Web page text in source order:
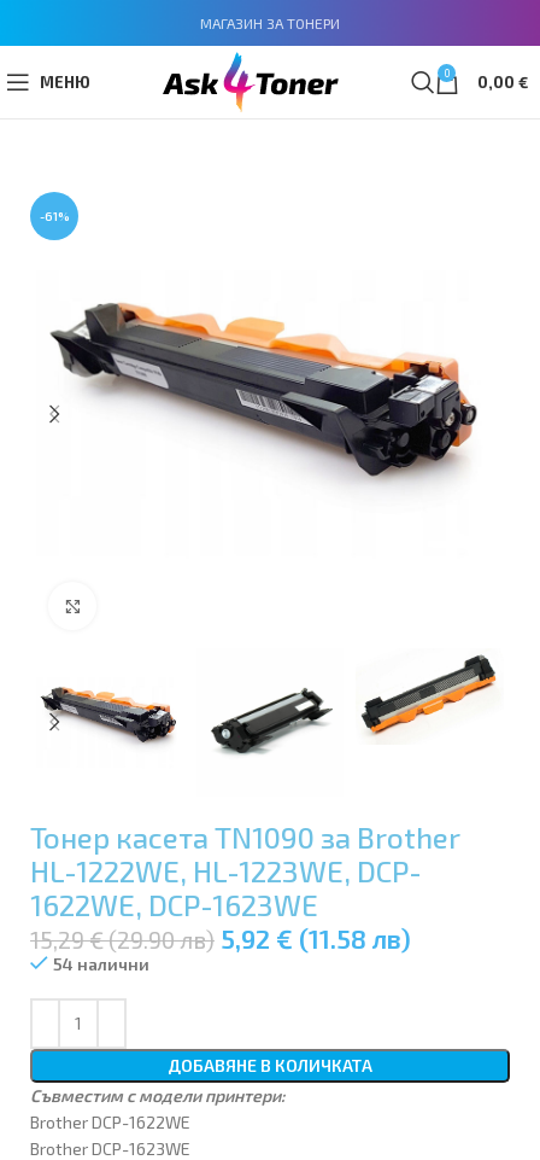
МАГАЗИН ЗА ТОНЕРИ
МЕНЮ 0 0,00 €
-61%
Тонер касета TN1090 за Brother
HL-1222WE, HL-1223WE, DCP-
1622WE, DCP-1623WE
15,29 € (29.90 лв) 5,92 € (11.58 лв)
54 налични
ДОБАВЯНЕ В КОЛИЧКАТА
Съвместим с модели принтери:
Brother DCP-1622WE
Brother DCP-1623WE